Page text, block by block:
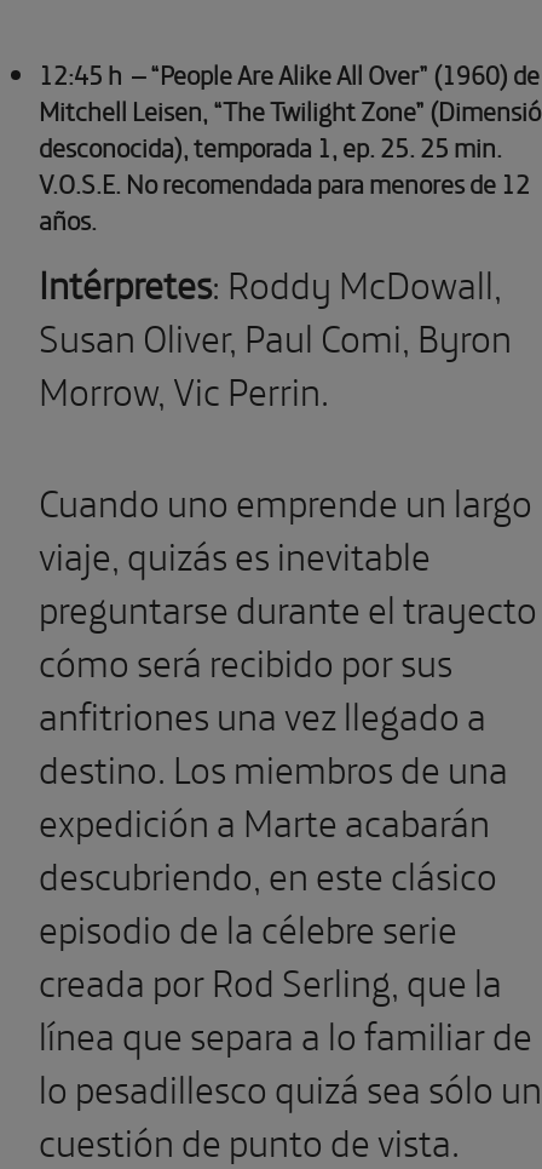
12:45 h – “People Are Alike All Over” (1960) de
Mitchell Leisen, “The Twilight Zone”
desconocida), temporada 1, ep. 25.25 min.
V.O.S.E. No recomendada para menores de 12
años.
Intérpretes: Roddy McDowall,
Susan Oliver, Paul Comi, Byron
Morrow, Vic Perrin.
Cuando uno emprende un largo
viaje, quizás es inevitable
preguntarse durante el trayecto
cómo será recibido por sus
anfitriones una vez llegado a
destino. Los miembros de una
expedición a Marte acabarán
descubriendo, en este clásico
episodio de la célebre serie
creada por Rod Serling, que la
línea que separa a lo familiar de
lo pesadillesco quizá sea sólo
cuestión de punto de vista.